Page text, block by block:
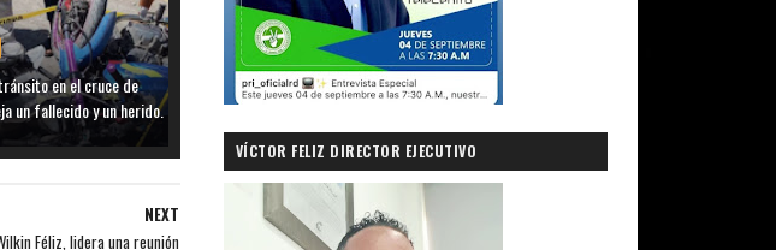
en el cruce de
un fallecido y un herido.
NEXT
Féliz, lidera una reunión
VÍCTOR FELIZ DIRECTOR EJECUTIVO
PRIMICIASDELSUR.COM